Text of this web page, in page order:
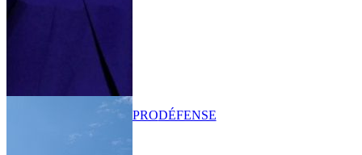
PRODÉFENSE